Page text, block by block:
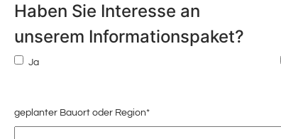
Haben Sie Interesse an
unserem Informationspaket?
Ja
geplanter Bauort oder Region*